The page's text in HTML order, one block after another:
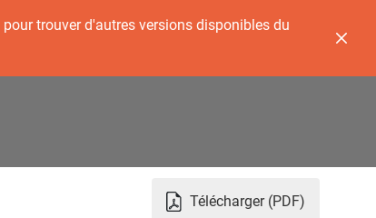
pour trouver d'autres versions disponibles du
Télécharger (PDF)